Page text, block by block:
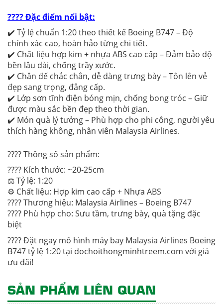
???? Đặc điểm nổi bật:
✔️ Tỷ lệ chuẩn 1:20 theo thiết kế Boeing B747 – Độ
chính xác cao, hoàn hảo từng chi tiết.
✔️ Chất liệu hợp kim + nhựa ABS cao cấp – Đảm bảo độ
bền lâu dài, chống trầy xước.
✔️ Chân đế chắc chắn, dễ dàng trưng bày – Tôn lên vẻ
đẹp sang trọng, đẳng cấp.
✔️ Lớp sơn tĩnh điện bóng mịn, chống bong tróc – Giữ
được màu sắc bền đẹp theo thời gian.
✔️ Món quà lý tưởng – Phù hợp cho phi công, người yêu
thích hàng không, nhân viên Malaysia Airlines.
???? Thông số sản phẩm:
???? Kích thước: ~20-25cm
⚖ Tỷ lệ: 1:20
⚙ Chất liệu: Hợp kim cao cấp + Nhựa ABS
???? Thương hiệu: Malaysia Airlines – Boeing B747
???? Phù hợp cho: Sưu tầm, trưng bày, quà tặng đặc
biệt
???? Đặt ngay mô hình máy bay Malaysia Airlines Boeing
B747 tỷ lệ 1:20 tại dochoithongminhtreem.com với giá
ưu đãi!
SẢN PHẨM LIÊN QUAN